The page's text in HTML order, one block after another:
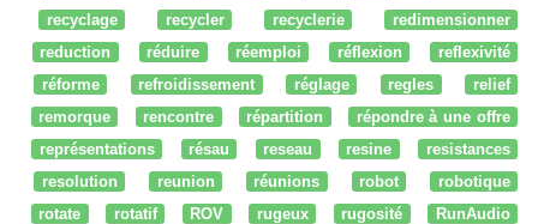
recyclage
recycler recyclerie
redimensionner
reduction
réduire réemploi réflexion
reflexivité
réforme
refroidissement réglage regles
relief
remorque
rencontre répartition
répondre à une offre
représentations
résau reseau resine
resistances
resolution
reunion réunions robot
robotique
rotate
rotatif ROV rugeux rugosité
RunAudio